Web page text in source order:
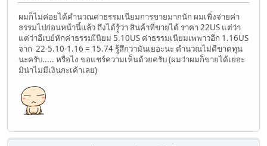
ผมก็ไม่ค่อยได้คำนวณค่าธรรมเนียมการขายมากนัก ผมเพิ่งจ่ายค่า
ธรรมไปก่อนหน้านี้แล้ว ถึงได้รู้ว่า สินค้าที่ขายได้ ราคา 22US แต่ว่า
แต่ว่าอีเบย์หักค่าธรรมเีนียม 5.10US ค่าธรรมเนียมเพพาวอีก 1.16US
จาก 22-5.10-1.16 = 15.74 รู้สึกว่ามันเยอะนะ คำนวณไม่ดีขาดทุน
นะครับ..... หรือไง ขอแชร์ความเห็นด้วยครับ (ผมว่าผมก็ขายได้เยอะ
มิน่าไม่มีเงินกะเค้าเลย)